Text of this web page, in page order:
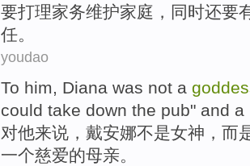
要打理家务维护家庭 ， 同时还要
任。
youdao
To him, Diana was not a
could take down the pub" and a
对他来说， 戴安娜不是女神 ， 而
一个慈爱的母亲。